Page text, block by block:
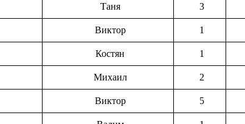
Таня 3
Виктор 1
Костян 1
Михаил 2
Виктор 5